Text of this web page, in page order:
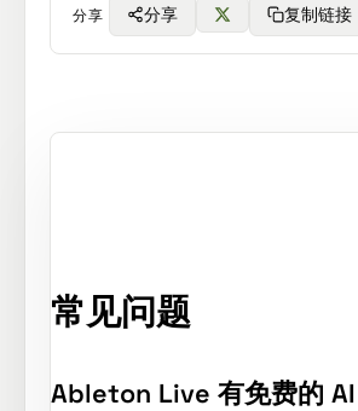
分享 分享 复制链接
常见问题
Ableton Live 有免费的 AI